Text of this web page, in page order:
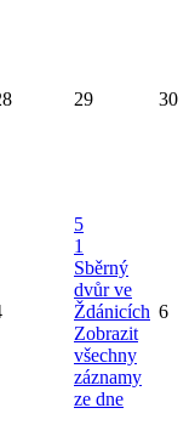
29 30
5
1
Sběrný
dvůr ve
Ždánicích
Zobrazit
všechny
záznamy
ze dne
6